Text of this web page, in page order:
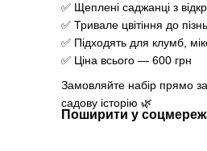
✅ Щеплені саджанці з
✅ Тривале цвітіння до
✅ Підходять для клумб,
✅ Ціна всього — 600 грн
Замовляйте набір прямо
садову історію 🌿
Поширити у